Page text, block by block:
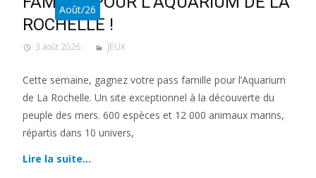
Août/26
ROCHELLE !
3 août 2026 JEUX
Cette semaine, gagnez votre pass famille pour l’Aquarium
de La Rochelle. Un site exceptionnel à la découverte du
peuple des mers. 600 espèces et 12 000 animaux marins,
répartis dans 10 univers,
Lire la suite…